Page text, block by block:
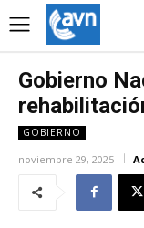
Gobierno
GOBIERNO
noviembre 29, 2025